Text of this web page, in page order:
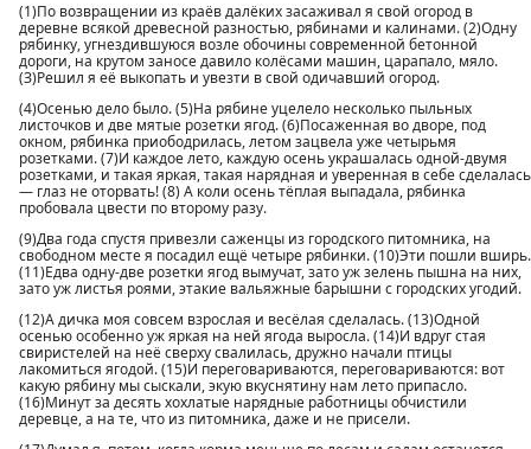
(1)По возвращении из краёв далёких засаживал я свой огород в
деревне всякой древесной разностью, рябинами и калинами. (2)Одну
рябинку, угнездившуюся возле обочины современной бетонной
дороги, на крутом заносе давило колёсами машин, царапало, мяло.
(З)Решил я её выкопать и увезти в свой одичавший огород.
(4)Осенью дело было. (5)На рябине уцелело несколько пыльных
листочков и две мятые розетки ягод. (6)Посаженная во дворе, под
окном, рябинка приободрилась, летом зацвела уже четырьмя
розетками. (7)И каждое лето, каждую осень украшалась одной-двумя
розетками, и такая яркая, такая нарядная и уверенная в себе сделалась
— глаз не оторвать! (8) А коли осень тёплая выпадала, рябинка
пробовала цвести по второму разу.
(9)Два года спустя привезли саженцы из городского питомника, на
свободном месте я посадил ещё четыре рябинки. (10)Эти пошли вширь.
(11)Едва одну-две розетки ягод вымучат, зато уж зелень пышна на них,
зато уж листья роями, этакие вальяжные барышни с городских угодий.
(12)А дичка моя совсем взрослая и весёлая сделалась. (13)Одной
осенью особенно уж яркая на ней ягода выросла. (14)И вдруг стая
свиристелей на неё сверху свалилась, дружно начали птицы
лакомиться ягодой. (15)И переговариваются, переговариваются: вот
какую рябину мы сыскали, экую вкуснятину нам лето припасло.
(16)Минут за десять хохлатые нарядные работницы обчистили
деревце, а на те, что из питомника, даже и не присели.